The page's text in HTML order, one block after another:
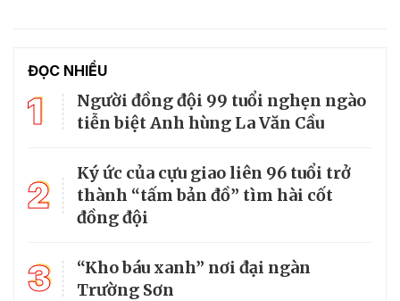
ĐỌC NHIỀU
1
Người đồng đội 99 tuổi nghẹn ngào
tiễn biệt Anh hùng La Văn Cầu
2
Ký ức của cựu giao liên 96 tuổi trở
thành “tấm bản đồ” tìm hài cốt
đồng đội
3
“Kho báu xanh” nơi đại ngàn
Trường Sơn